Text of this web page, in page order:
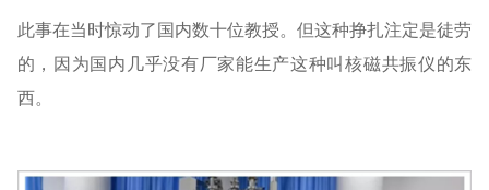
此事在当时惊动了国内数十位教授。但这种挣扎注定是徒劳
的，因为国内几乎没有厂家能生产这种叫核磁共振仪的东
西。